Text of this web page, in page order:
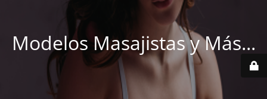
Modelos Masajistas y Más...